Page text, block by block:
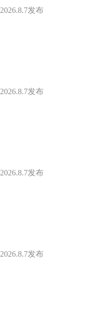
2026.8.7发布
2026.8.7发布
2026.8.7发布
2026.8.7发布